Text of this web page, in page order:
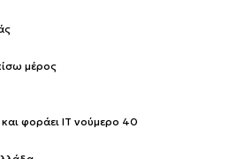
μέρος
και φοράει IT νούμερο 40